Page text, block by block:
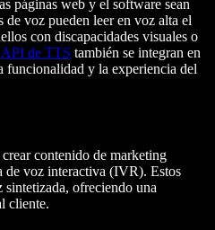
páginas web y el software sean
de voz pueden leer en voz alta el
con discapacidades visuales o
API de TTS también se integran en
funcionalidad y la experiencia del
contenido de marketing
de voz interactiva (IVR). Estos
ofreciendo una
cliente.